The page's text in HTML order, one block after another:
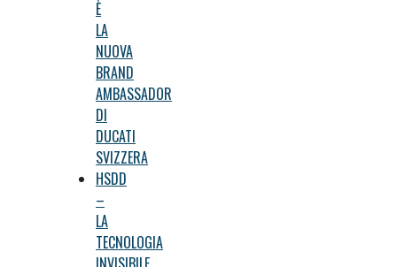
È
LA
NUOVA
BRAND
AMBASSADOR
DI
DUCATI
SVIZZERA
HSDD
–
LA
TECNOLOGIA